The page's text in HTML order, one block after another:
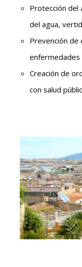
Protección del
del agua,
Prevención de
enfermedades
Creación de
con salud